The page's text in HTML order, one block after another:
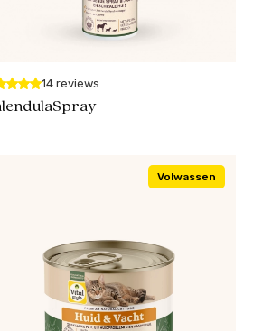
14 reviews
Volwassen